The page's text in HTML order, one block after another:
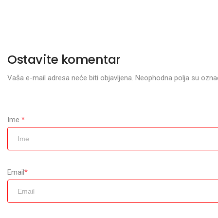
Ostavite komentar
Vaša e-mail adresa neće biti objavljena. Neophodna polja su
Ime *
Email*